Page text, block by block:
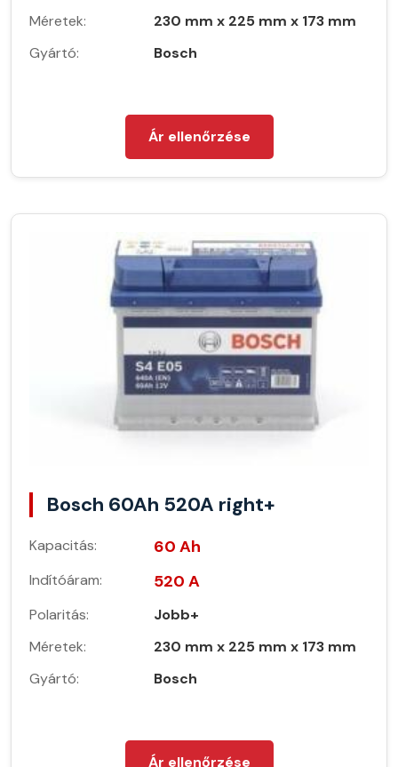
Méretek:
230 mm x 225 mm x 173 mm
Gyártó:
Bosch
Ár ellenőrzése
Bosch 60Ah 520A right+
Kapacitás: 60 Ah
Indítóáram: 520 A
Polaritás:
Jobb+
Méretek:
230 mm x 225 mm x 173 mm
Gyártó:
Bosch
Ár ellenőrzése